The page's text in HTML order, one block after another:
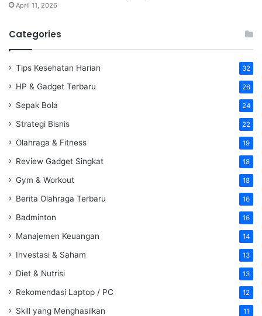
April 11, 2026
Categories
Tips Kesehatan Harian 32
HP & Gadget Terbaru 26
Sepak Bola 24
Strategi Bisnis 22
Olahraga & Fitness 19
Review Gadget Singkat 18
Gym & Workout 18
Berita Olahraga Terbaru 16
Badminton 16
Manajemen Keuangan 14
Investasi & Saham 13
Diet & Nutrisi 13
Rekomendasi Laptop / PC 12
Skill yang Menghasilkan 11